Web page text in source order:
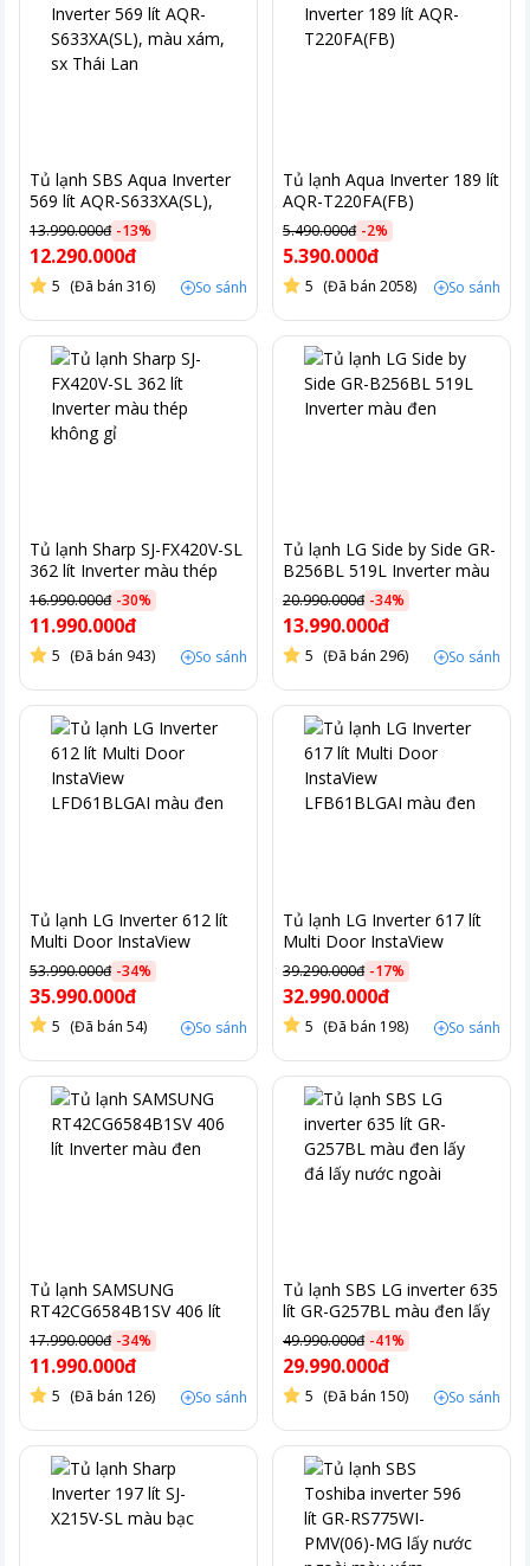
Tủ lạnh SBS Aqua Inverter
569 lít AQR-S633XA(SL),
màu xám, sx Thái Lan
13.990.000đ -13%
12.290.000đ
5 (Đã bán 316) So sánh
Tủ lạnh Aqua Inverter 189 lít
AQR-T220FA(FB)
5.490.000đ -2%
5.390.000đ
5 (Đã bán 2058) So sánh
Tủ lạnh Sharp SJ-FX420V-SL
362 lít Inverter màu thép
không gỉ
16.990.000đ -30%
11.990.000đ
5 (Đã bán 943) So sánh
Tủ lạnh LG Side by Side GR-
B256BL 519L Inverter màu
đen
20.990.000đ -34%
13.990.000đ
5 (Đã bán 296) So sánh
Tủ lạnh LG Inverter 612 lít
Multi Door InstaView
LFD61BLGAI màu đen
53.990.000đ -34%
35.990.000đ
5 (Đã bán 54) So sánh
Tủ lạnh LG Inverter 617 lít
Multi Door InstaView
LFB61BLGAI màu đen
39.290.000đ -17%
32.990.000đ
5 (Đã bán 198) So sánh
Tủ lạnh SAMSUNG
RT42CG6584B1SV 406 lít
Inverter màu đen
17.990.000đ -34%
11.990.000đ
5 (Đã bán 126) So sánh
Tủ lạnh SBS LG inverter 635
lít GR-G257BL màu đen lấy
đá lấy nước ngoài
49.990.000đ -41%
29.990.000đ
5 (Đã bán 150) So sánh